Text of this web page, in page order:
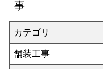
事
カテゴリ
舗装工事